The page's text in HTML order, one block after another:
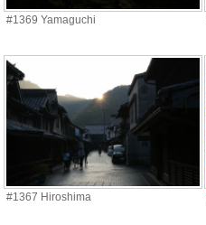
#1369 Yamaguchi
#1367 Hiroshima